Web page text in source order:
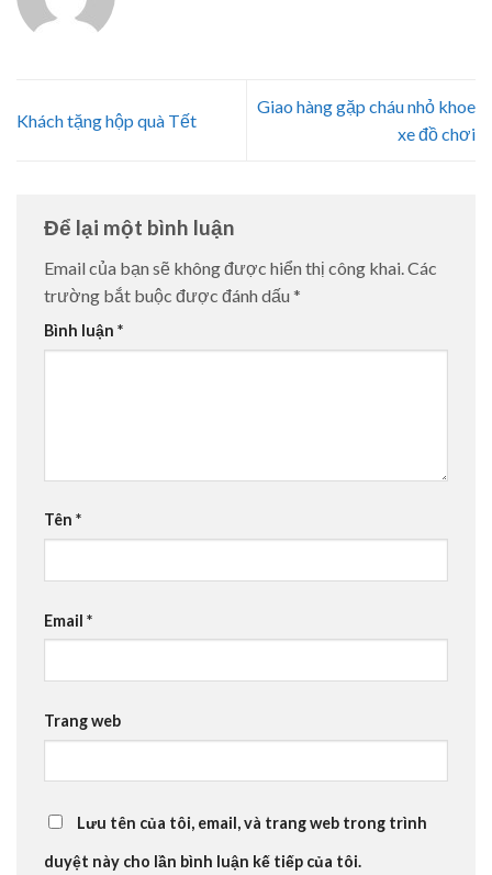
Khách tặng hộp quà Tết
Giao hàng gặp cháu nhỏ khoe
xe đồ chơi
Để lại một bình luận
Email của bạn sẽ không được hiển thị công khai.Các
trường bắt buộc được đánh dấu *
Bình luận *
Tên *
Email *
Trang web
Lưu tên của tôi, email, và trang web trong trình
duyệt này cho lần bình luận kế tiếp của tôi.